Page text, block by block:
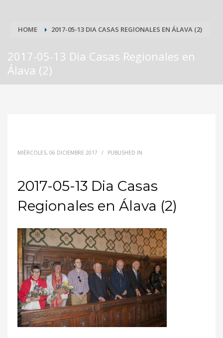
HOME 2017-05-13 DIA CASAS REGIONALES EN ÁLAVA (2)
2017-05-13 Dia Casas Regionales en
Álava (2)
MIÉRCOLES, 06 DICIEMBRE 2017 / PUBLISHED IN
2017-05-13 Dia Casas
Regionales en Álava (2)